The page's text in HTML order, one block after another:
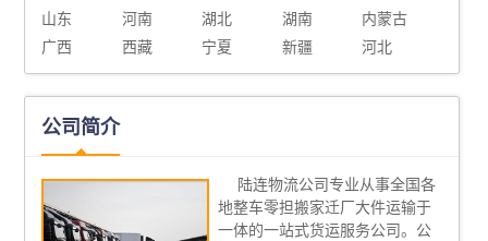
山东
河南 湖北 湖南
内蒙古
广西
西藏 宁夏 新疆 河北
公司简介
陆连物流公司专业从事全国各
地整车零担搬家迁厂大件运输于
一体的一站式货运服务公司。公